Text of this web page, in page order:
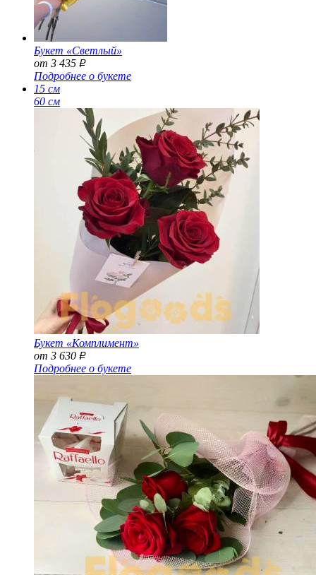
Букет «Светлый»
от 3 435 Р
Подробнее о букете
15 см
60 см
Букет «Комплимент»
от 3 630 Р
Подробнее о букете